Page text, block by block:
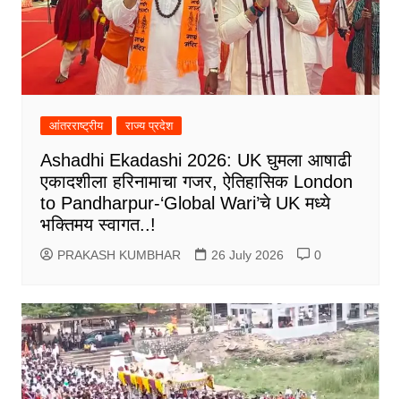
आंतरराष्ट्रीय राज्य प्रदेश
Ashadhi Ekadashi 2026: UK घुमला आषाढी
एकादशीला हरिनामाचा गजर, ऐतिहासिक London
to Pandharpur-‘Global Wari’चे UK मध्ये
भक्तिमय स्वागत..!
PRAKASH KUMBHAR 26 July 2026 0